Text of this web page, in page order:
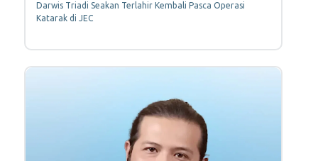
Darwis Triadi Seakan Terlahir Kembali Pasca Operasi
Katarak di JEC